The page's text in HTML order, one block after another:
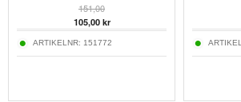
151,00
105,00kr
ARTIKELNR: 151772